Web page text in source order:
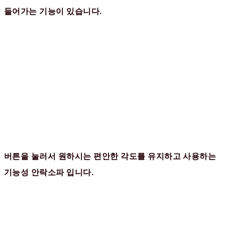
들어가는 기능이 있습니다.
버튼을 눌러서 원하시는 편안한 각도를 유지하고 사용하는
기능성 안락소파 입니다.